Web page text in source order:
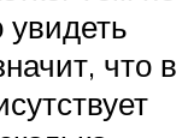
что в